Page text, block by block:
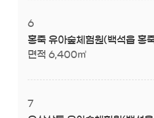
6
홍죽 유아숲체험원(백석읍 홍
면적 6,400㎡
7